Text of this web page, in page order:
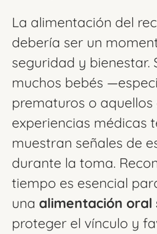
La alimentación del
debería ser un
seguridad y bienestar.
muchos bebés
prematuros o aquellos
experiencias médicas
muestran señales de
durante la toma.
tiempo es esencial
una alimentación oral
proteger el vínculo y